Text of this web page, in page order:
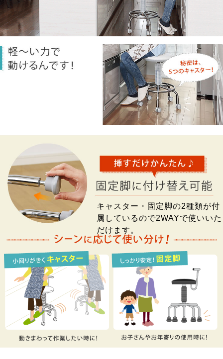
キャスター・固定脚の2種類が付
属しているので2WAYで使いいた
だけます。